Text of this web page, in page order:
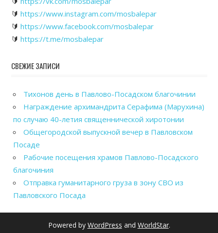
🔰 https://www.instagram.com/mosbalepar
🔰 https://www.facebook.com/mosbalepar
🔰 https://t.me/mosbalepar
СВЕЖИЕ ЗАПИСИ
Тихонов день в Павлово-Посадском благочинии
Награждение архимандрита Серафима (Марухина)
по случаю 40-летия священнической хиротонии
Общегородской выпускной вечер в Павловском
Посаде
Рабочие посещения храмов Павлово-Посадского
благочиния
Отправка гуманитарного груза в зону СВО из
Павловского Посада
Powered by WordPress and WorldStar.